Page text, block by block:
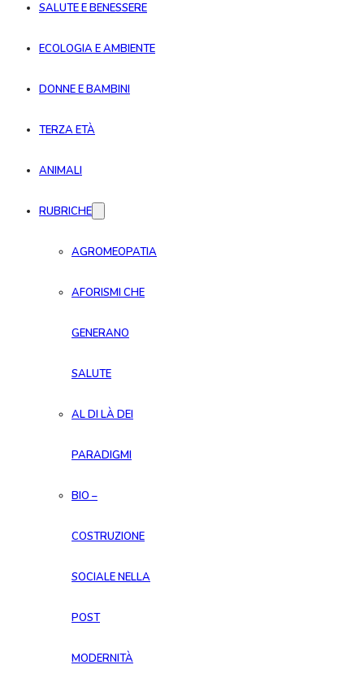
SALUTE E BENESSERE
ECOLOGIA E AMBIENTE
DONNE E BAMBINI
TERZA ETÀ
ANIMALI
RUBRICHE
AGROMEOPATIA
AFORISMI CHE
GENERANO
SALUTE
AL DI LÀ DEI
PARADIGMI
BIO –
COSTRUZIONE
SOCIALE NELLA
POST
MODERNITÀ